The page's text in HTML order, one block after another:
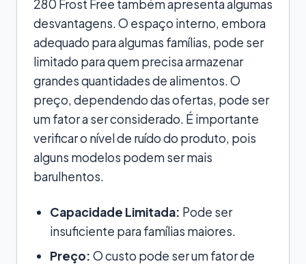
280 Frost Free também apresenta algumas
desvantagens. O espaço interno, embora
adequado para algumas famílias, pode ser
limitado para quem precisa armazenar
grandes quantidades de alimentos. O
preço, dependendo das ofertas, pode ser
um fator a ser considerado. É importante
verificar o nível de ruído do produto, pois
alguns modelos podem ser mais
barulhentos.
Capacidade Limitada: Pode ser
insuficiente para famílias maiores.
Preço: O custo pode ser um fator de